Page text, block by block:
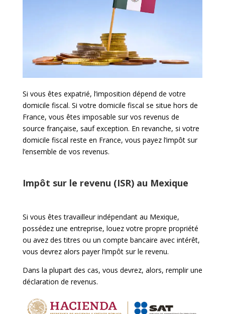
Si vous êtes expatrié, l’imposition dépend de votre
domicile fiscal. Si votre domicile fiscal se situe hors de
France, vous êtes imposable sur vos revenus de
source française, sauf exception. En revanche, si votre
domicile fiscal reste en France, vous payez l’impôt sur
l’ensemble de vos revenus.
Impôt sur le revenu (ISR) au Mexique
Si vous êtes travailleur indépendant au Mexique,
possédez une entreprise, louez votre propre propriété
ou avez des titres ou un compte bancaire avec intérêt,
vous devrez alors payer l’impôt sur le revenu.
Dans la plupart des cas, vous devrez, alors, remplir une
déclaration de revenus.